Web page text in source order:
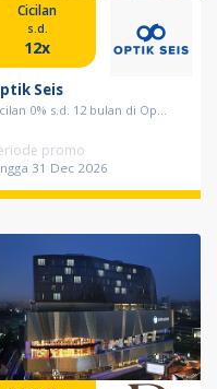
Cicilan
s.d.
12x
Seis
0% s.d. 12 bulan di Op...
promo
31 Dec 2026